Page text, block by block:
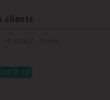
clients
LE